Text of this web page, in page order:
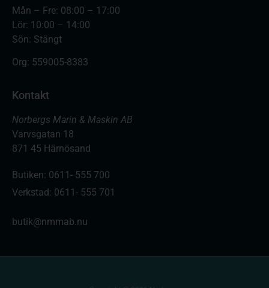
Mån – Fre: 08:00 – 17:00
Lör: 10:00 – 14:00
Sön: Stängt
Org: 559005-8383
Kontakt
Norbergs Marin & Maskin AB
Varvsgatan 18
871 45 Härnösand
Butiken: 0611- 555 700
Verkstad: 0611- 555 701
butik@nmmab.nu